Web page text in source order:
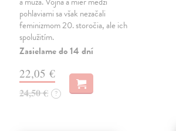
pohlaviami sa však nezačali
feminizmom 20. storočia, ale ich
spolužitím.
Zasielame do 14 dní
22,05 €
24,50 € ?